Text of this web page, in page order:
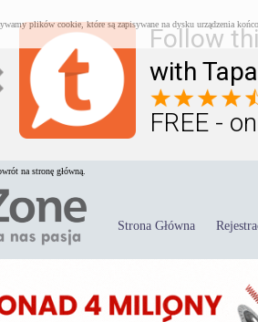
Follow
with
FREE -
plików cookie, które są zapisywane na dysku urządzenia
na stronę główną.
Strona Główna